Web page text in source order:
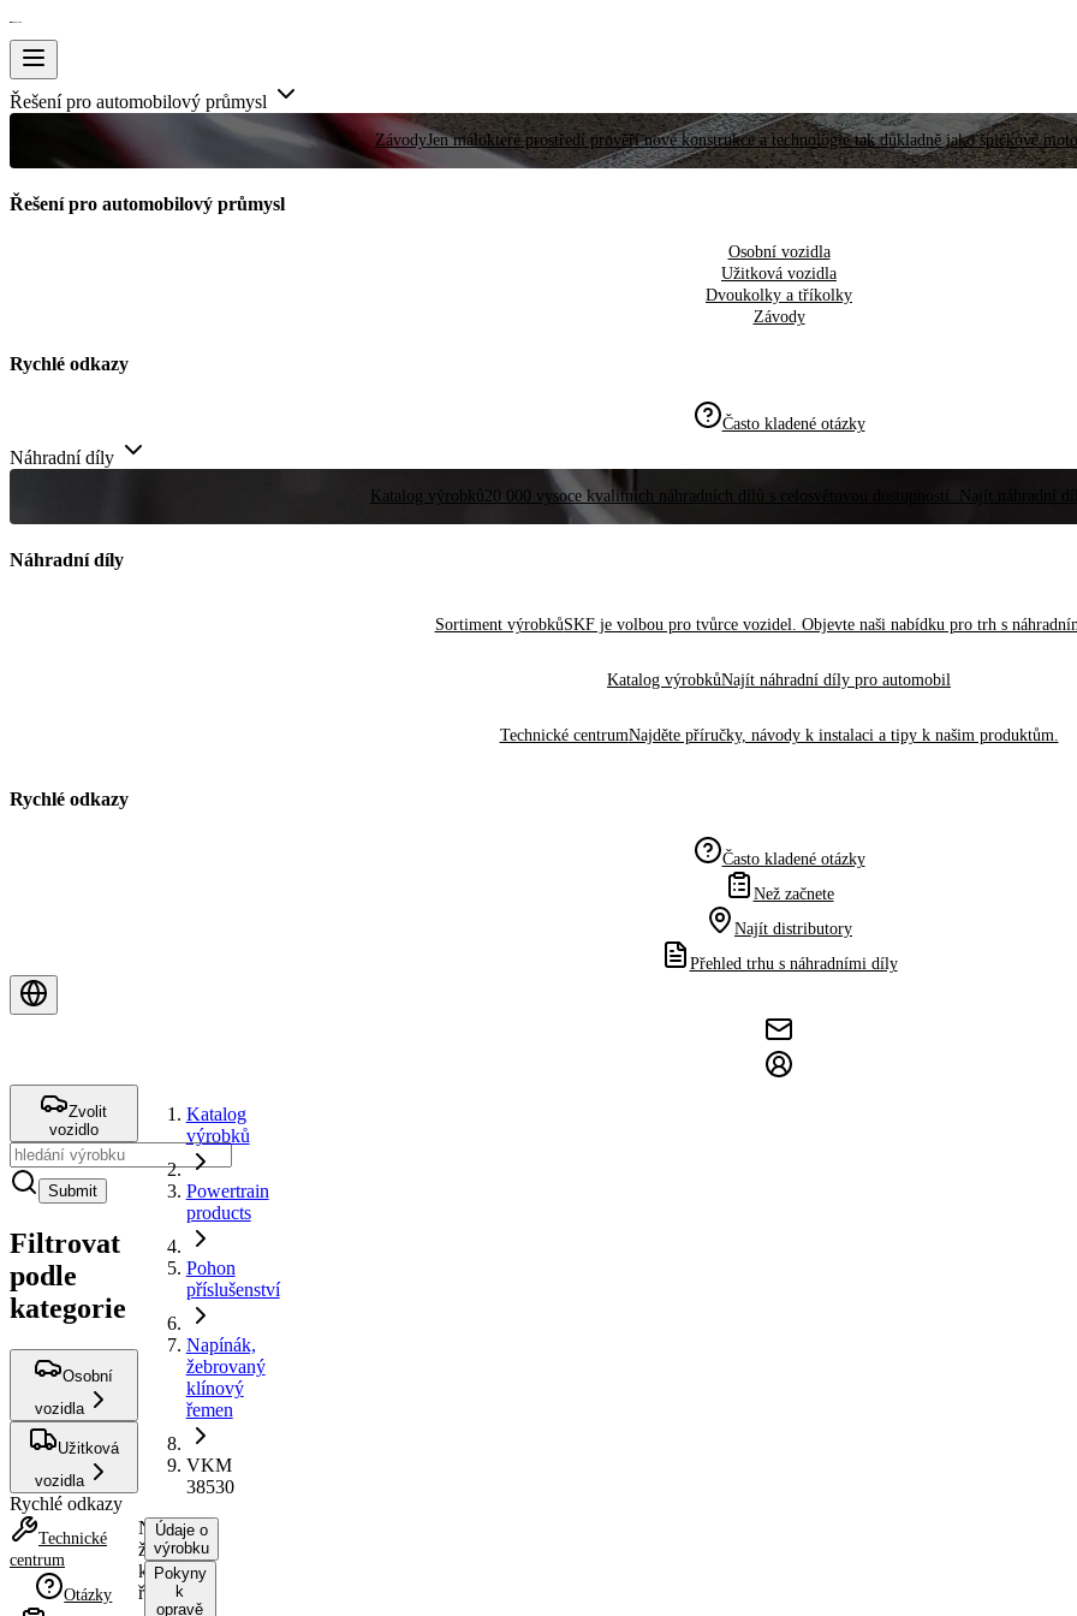
Řešení pro automobilový průmysl
ZávodyJen málokteré prostředí prověří nové konstrukce a technologie tak důkladně jako špičkové
Řešení pro automobilový průmysl
Osobní vozidla
Užitková vozidla
Dvoukolky a tříkolky
Závody
Rychlé odkazy
Často kladené otázky
Náhradní díly
Katalog výrobků20 000 vysoce kvalitních náhradních dílů s celosvětovou dostupností. Najít náhradní
Náhradní díly
Sortiment výrobkůSKF je volbou pro tvůrce vozidel. Objevte naši nabídku pro trh s
Katalog výrobkůNajít náhradní díly pro automobil
Technické centrumNajděte příručky, návody k instalaci a tipy k našim produktům.
Rychlé odkazy
Často kladené otázky
Než začnete
Najít distributory
Přehled trhu s náhradními díly
Zvolit
vozidlo
Submit
Filtrovat
podle
kategorie
Osobní
vozidla
Užitková
vozidla
Rychlé odkazy
Technické
centrum
Otázky
Katalog
výrobků
Powertrain
products
Pohon
příslušenství
Napínák,
žebrovaný
klínový
řemen
VKM
38530
Napínák,
žebrovaný
klínový
řemen
Údaje o
výrobku
Pokyny
k
opravě